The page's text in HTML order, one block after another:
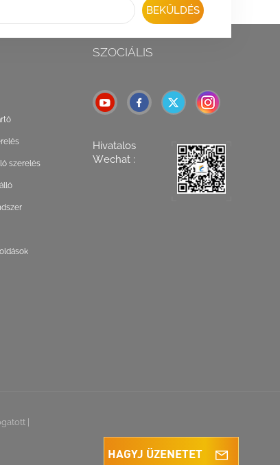
BEKÜLDÉS
szerelés
SZOCIÁLIS
Hivatalos
Wechat :
|
HAGYJ ÜZENETET